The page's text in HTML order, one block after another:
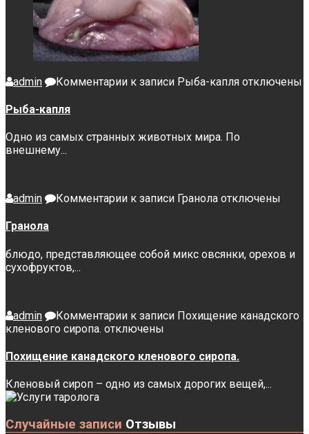
admin Комментарии к записи Рыба-капля отключены
Рыба-капля
Одно из самых странных животных мира. По
внешнему...
admin Комментарии к записи Гранола отключены
Гранола
блюдо, представляющее собой микс овсянки, орехов и
сухофруктов,...
admin Комментарии к записи Похищение канадского
кленового сиропа. отключены
Похищение канадского кленового сиропа.
Кленовый сироп – одно из самых дорогих вещей,...
Случайные записи Отзывы